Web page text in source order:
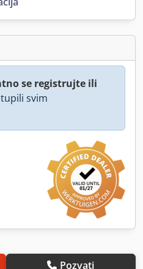
se registrujte ili
svim
Pozvati